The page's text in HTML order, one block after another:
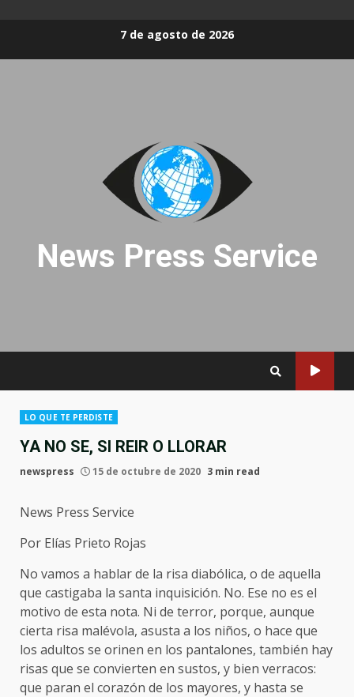
7 de agosto de 2026
News Press Service
LO QUE TE PERDISTE
YA NO SE, SI REIR O LLORAR
newspress 15 de octubre de 2020 3 min read
News Press Service
Por Elías Prieto Rojas
No vamos a hablar de la risa diabólica, o de aquella
que castigaba la santa inquisición. No. Ese no es el
motivo de esta nota. Ni de terror, porque, aunque
cierta risa malévola, asusta a los niños, o hace que
los adultos se orinen en los pantalones, también hay
risas que se convierten en sustos, y bien verracos:
que paran el corazón de los mayores, y hasta se